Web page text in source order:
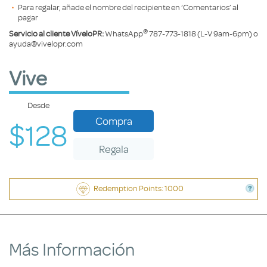
Para regalar, añade el nombre del recipiente en ‘Comentarios’ al
pagar
Servicio al cliente VíveloPR:WhatsApp®787-773-1818 (L-V 9am-6pm) o
ayuda@vivelopr.com
Vive
Desde
$128 Compra
Regala
Redemption Points: 1000
Más Información